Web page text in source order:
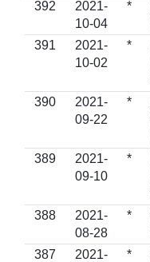
392
2021-
10-04
*
391
2021-
10-02
*
390
2021-
09-22
*
389
2021-
09-10
*
388
2021-
08-28
*
387
2021-
*